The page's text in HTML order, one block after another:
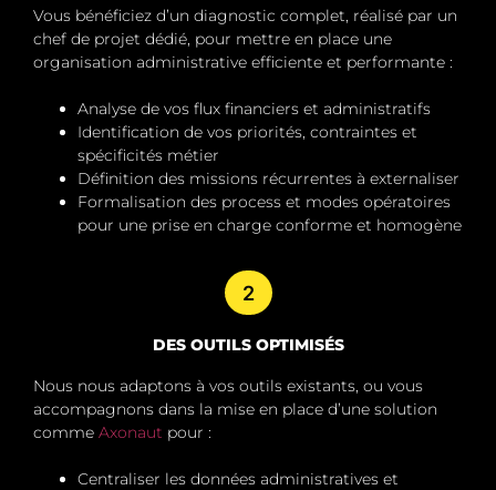
Vous bénéficiez d’un diagnostic complet, réalisé par un
chef de projet dédié, pour mettre en place une
organisation administrative efficiente et performante :
Analyse de vos flux financiers et administratifs
Identification de vos priorités, contraintes et
spécificités métier
Définition des missions récurrentes à externaliser
Formalisation des process et modes opératoires
pour une prise en charge conforme et homogène
2
DES OUTILS OPTIMISÉS
Nous nous adaptons à vos outils existants, ou vous
accompagnons dans la mise en place d’une solution
comme Axonaut pour :
Centraliser les données administratives et